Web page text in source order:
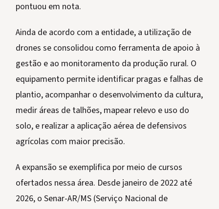
pontuou em nota.
Ainda de acordo com a entidade, a utilização de
drones se consolidou como ferramenta de apoio à
gestão e ao monitoramento da produção rural. O
equipamento permite identificar pragas e falhas de
plantio, acompanhar o desenvolvimento da cultura,
medir áreas de talhões, mapear relevo e uso do
solo, e realizar a aplicação aérea de defensivos
agrícolas com maior precisão.
A expansão se exemplifica por meio de cursos
ofertados nessa área. Desde janeiro de 2022 até
2026, o Senar-AR/MS (Serviço Nacional de